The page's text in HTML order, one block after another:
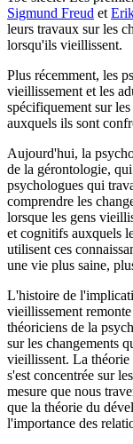
Sigmund Freud et
leurs travaux sur les
lorsqu'ils vieillissent.
Plus récemment, les
vieillissement et les
spécifiquement sur
auxquels ils sont
Aujourd'hui, la
de la gérontologie,
psychologues qui
comprendre les
lorsque les gens
et cognitifs auxquels
utilisent ces
une vie plus saine,
L'histoire de
vieillissement
théoriciens de la
sur les changements
vieillissent. La théorie
s'est concentrée sur
mesure que nous
que la théorie du
l'importance des